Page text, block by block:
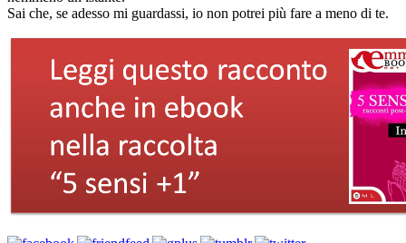
Sai che, se adesso mi guardassi, io non potrei più fare a meno di te.